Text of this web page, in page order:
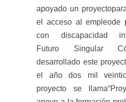
apoyado un
el acceso al empleode
con discapacidad
Futuro Singular
desarrollado este
el año dos mil
proyecto se